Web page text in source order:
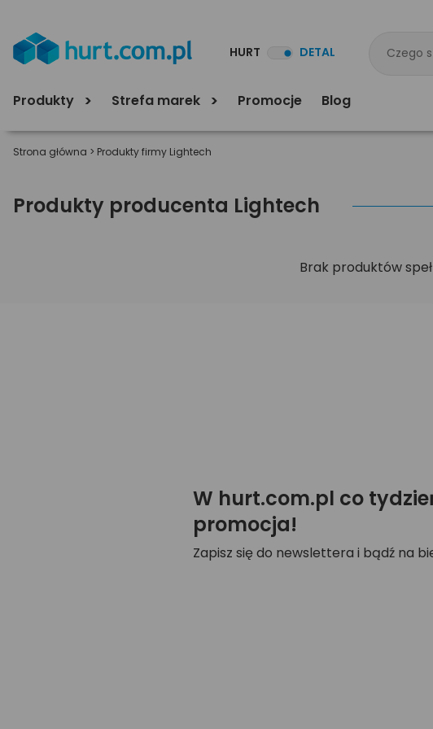
HURT DETAL
Produkty Strefa marek Promocje Blog
Strona główna > Produkty firmy Lightech
Produkty producenta Lightech
Brak produktów
W hurt.com.pl co
promocja!
Zapisz się do newslettera i bądź na